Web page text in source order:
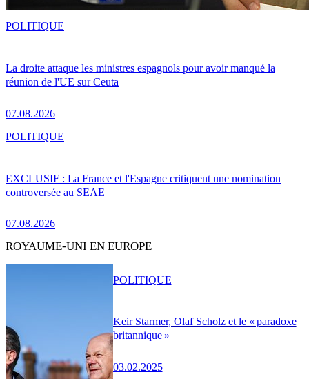
La droite attaque les ministres espagnols pour avoir manqué la
réunion de l'UE sur Ceuta
07.08.2026
POLITIQUE
EXCLUSIF : La France et l'Espagne critiquent une nomination
controversée au SEAE
07.08.2026
POLITIQUE
ROYAUME-UNI EN EUROPE
Keir Starmer, Olaf Scholz et le « paradoxe
britannique »
03.02.2025
POLITIQUE